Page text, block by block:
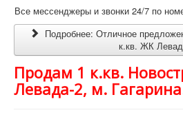
Все мессенджеры и звонки 24/7 по
Подробнее: Отличное
к.кв. ЖК
Продам 1 к.кв.
Левада-2, м.